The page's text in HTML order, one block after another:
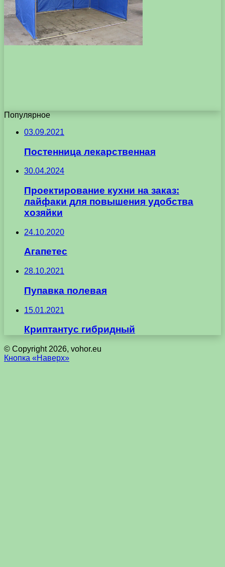
Популярное
03.09.2021
Постенница лекарственная
30.04.2024
Проектирование кухни на заказ:
лайфаки для повышения удобства
хозяйки
24.10.2020
Агапетес
28.10.2021
Пупавка полевая
15.01.2021
Криптантус гибридный
© Copyright 2026, vohor.eu
Кнопка «Наверх»